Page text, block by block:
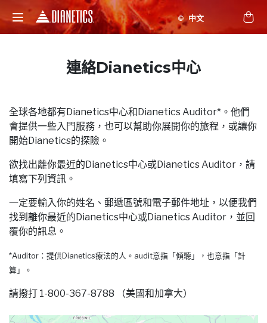
連絡Dianetics中心
全球各地都有Dianetics中心和Dianetics Auditor*。他們
會提供一些入門服務，也可以幫助你展開你的旅程，或讓你
開始Dianetics的探險。
欲找出離你最近的Dianetics中心或Dianetics Auditor，請
填寫下列資訊。
一定要輸入你的姓名、郵遞區號和電子郵件地址，以便我們
找到離你最近的Dianetics中心或Dianetics Auditor，並回
覆你的訊息。
*Auditor：提供Dianetics療法的人。audit意指「傾聽」，也意指「計
算」。
請撥打 1-800-367-8788 （美國和加拿大）